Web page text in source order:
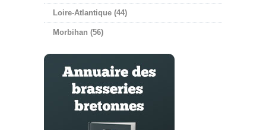
Loire-Atlantique (44)
Morbihan (56)